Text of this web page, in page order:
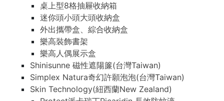
桌上型8格抽屜收納箱
迷你頭小頭大頭收納盒
外出攜帶盒、綜合收納盒
樂高裝飾書架
樂高人偶展示盒
Shinisunne 磁性遮陽簾(台灣Taiwan)
Simplex Natura奇幻許願泡泡(台灣Taiwan)
Skin Technology(紐西蘭New Zealand)